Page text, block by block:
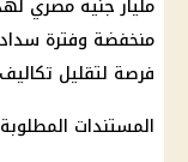
مليارجنيه مصري
فرصة لتقليل
المستندات